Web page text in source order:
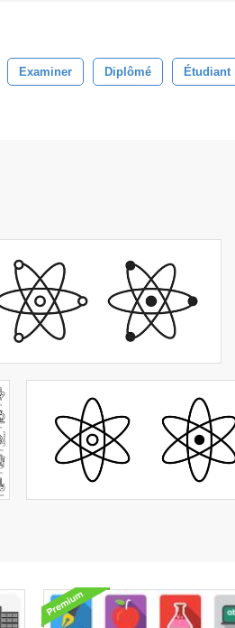
Examiner Diplômé Étudiant